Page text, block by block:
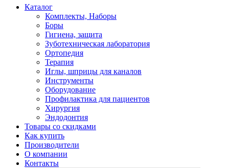
Каталог
Комплекты, Наборы
Боры
Гигиена, защита
Зуботехническая лаборатория
Ортопедия
Терапия
Иглы, шприцы для каналов
Инструменты
Оборудование
Профилактика для пациентов
Хирургия
Эндодонтия
Товары со скидками
Как купить
Производители
О компании
Контакты